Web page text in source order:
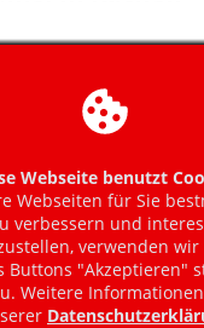
Webseite benutzt
Webseiten für Sie
verbessern und
verwenden wir
Buttons "Akzeptieren"
Weitere